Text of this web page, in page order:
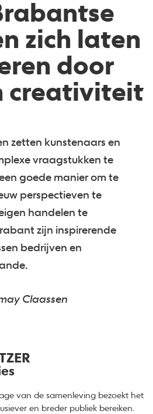
zich laten
door
creativiteit
zetten kunstenaars en
vraagstukken te
goede manier om te
perspectieven te
handelen te
zijn inspirerende
bedrijven en
Claassen
van de samenleving bezoekt het
en breder publiek bereiken.